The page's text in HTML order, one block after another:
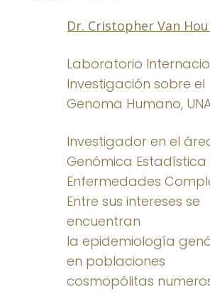
Dr. Cristopher Van
Laboratorio
Investigación sobre el
Genoma Humano,
Investigador en el
Genómica Estadística
Enfermedades
Entre sus intereses se
encuentran
la epidemiología
en poblaciones
cosmopólitas